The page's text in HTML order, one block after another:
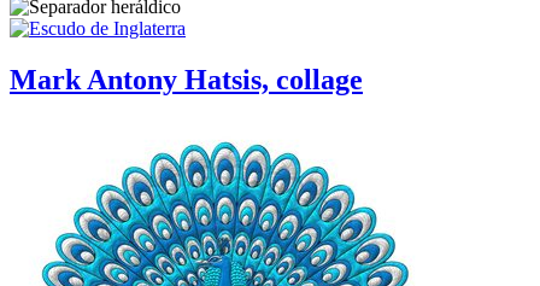
Mark Antony Hatsis, collage